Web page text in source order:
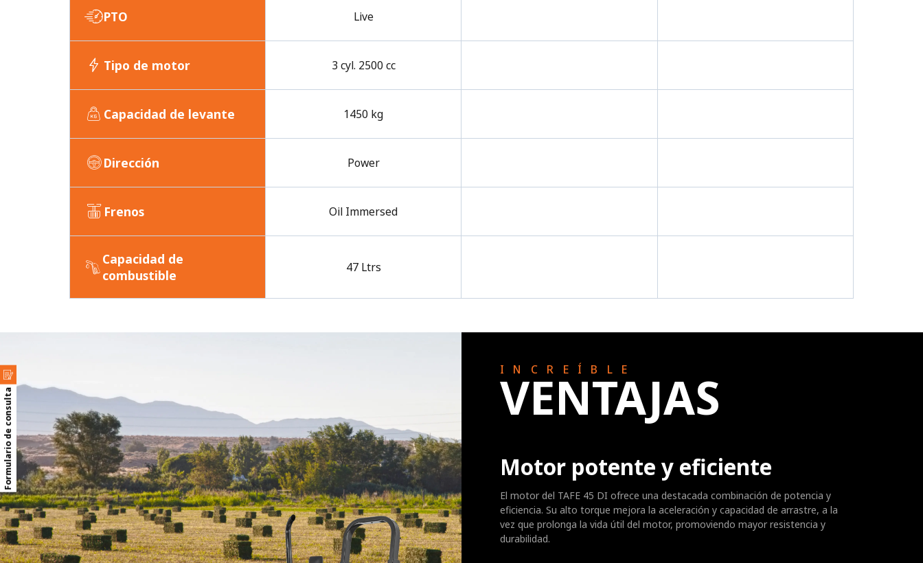
Formulario de consulta
PTO Live
Tipo de motor 3 cyl. 2500 cc
Capacidad de levante 1450 kg
Dirección Power
Frenos Oil Immersed
Capacidad de
combustible
47 Ltrs
INCREÍBLE
VENTAJAS
Motor potente y eficiente
El motor del TAFE 45 DI ofrece una destacada combinación de potencia y
eficiencia. Su alto torque mejora la aceleración y capacidad de arrastre, a la
vez que prolonga la vida útil del motor, promoviendo mayor resistencia y
durabilidad.